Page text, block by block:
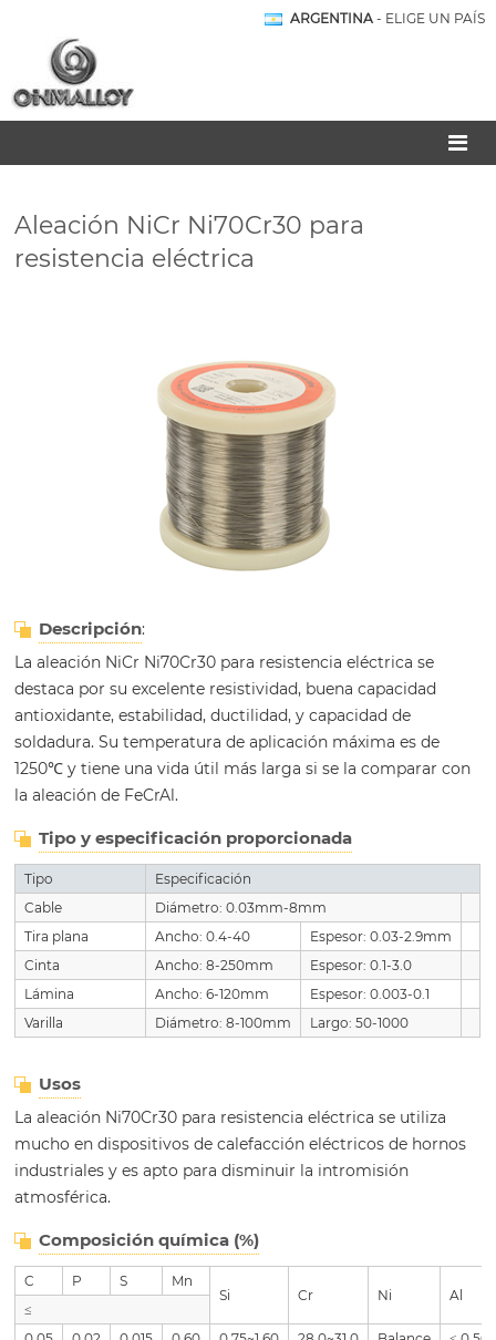
ARGENTINA - ELIGE UN PAÍS
Aleación NiCr Ni70Cr30 para
resistencia eléctrica
Descripción:
La aleación NiCr Ni70Cr30 para resistencia eléctrica se
destaca por su excelente resistividad, buena capacidad
antioxidante, estabilidad, ductilidad, y capacidad de
soldadura. Su temperatura de aplicación máxima es de
1250℃ y tiene una vida útil más larga si se la comparar con
la aleación de FeCrAl.
Tipo y especificación proporcionada
Tipo
Especificación
Cable
Diámetro: 0.03mm-8mm
Tira plana
Ancho: 0.4-40
Espesor: 0.03-2.9mm
Cinta
Ancho: 8-250mm
Espesor: 0.1-3.0
Lámina
Ancho: 6-120mm
Espesor: 0.003-0.1
Varilla
Diámetro: 8-100mm Largo: 50-1000
Usos
La aleación Ni70Cr30 para resistencia eléctrica se utiliza
mucho en dispositivos de calefacción eléctricos de hornos
industriales y es apto para disminuir la intromisión
atmosférica.
Composición química (%)
C P S
Mn
Si
Cr Ni
Al
≤